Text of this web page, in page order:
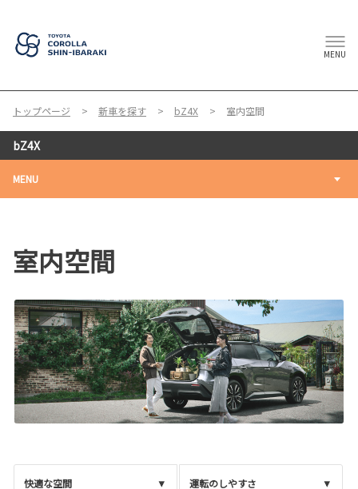
MENU
トップページ 新車を探す bZ4X 室内空間
bZ4X
MENU
室内空間
快適な空間 運転のしやすさ